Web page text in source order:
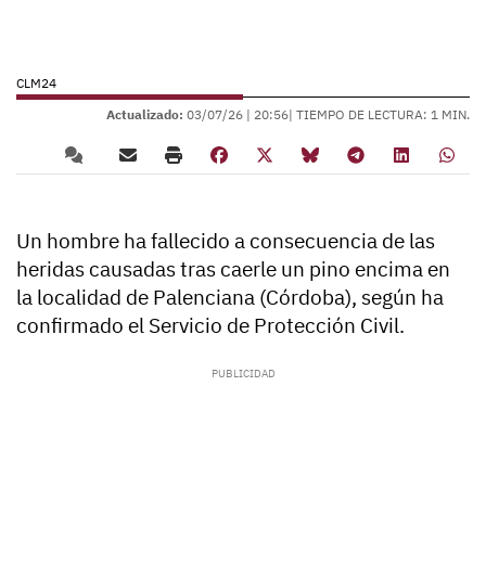
CLM24
Actualizado: 03/07/26 | 20:56| TIEMPO DE LECTURA: 1 MIN.
Un hombre ha fallecido a consecuencia de las
heridas causadas tras caerle un pino encima en
la localidad de Palenciana (Córdoba), según ha
confirmado el Servicio de Protección Civil.